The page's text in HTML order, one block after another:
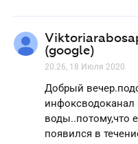
(google)
20.26, 18 Июля 2020
Добрый
воды..потому,что
появился в